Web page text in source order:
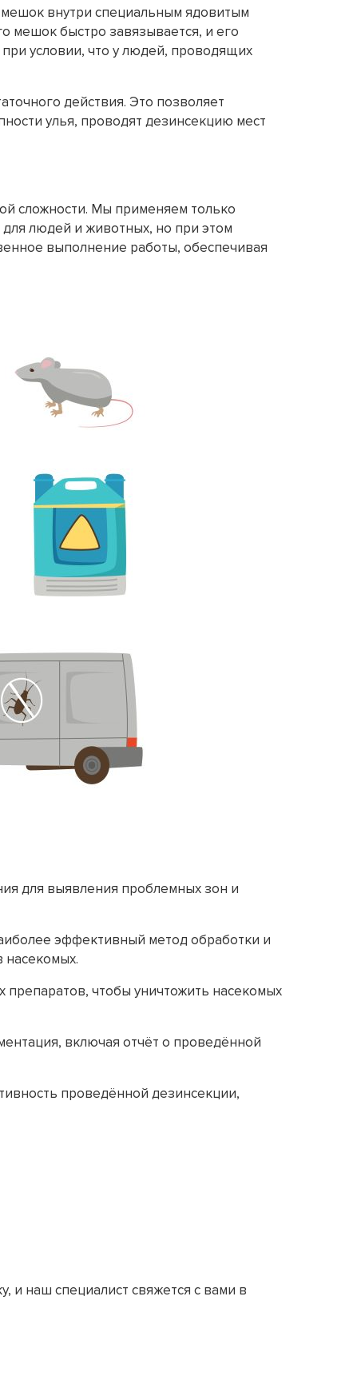
внутри специальным ядовитым
мешок быстро завязывается, и его
условии, что у людей, проводящих
действия. Это позволяет
улья, проводят дезинсекцию мест
сложности. Мы применяем только
людей и животных, но при этом
выполнение работы, обеспечивая
для выявления проблемных зон и
эффективный метод обработки и
чтобы уничтожить насекомых
включая отчёт о проведённой
проведённой дезинсекции,
и наш специалист свяжется с вами в